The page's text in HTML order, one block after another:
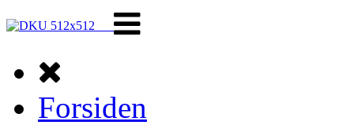
Forsiden